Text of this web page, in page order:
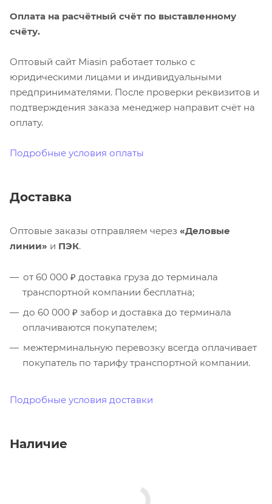
Оплата на расчётный счёт по выставленному
счёту.
Оптовый сайт Miasin работает только с
юридическими лицами и индивидуальными
предпринимателями. После проверки реквизитов и
подтверждения заказа менеджер направит счёт на
оплату.
Подробные условия оплаты
Доставка
Оптовые заказы отправляем через «Деловые
линии» и ПЭК.
от 60 000 ₽ доставка груза до терминала
транспортной компании бесплатна;
до 60 000 ₽ забор и доставка до терминала
оплачиваются покупателем;
межтерминальную перевозку всегда оплачивает
покупатель по тарифу транспортной компании.
Подробные условия доставки
Наличие